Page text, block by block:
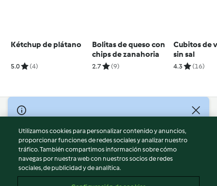
Kétchup de plátano
5.0 (4)
Bolitas de queso con
chips de zanahoria
2.7 (9)
Cubitos de
sin sal
4.3 (16)
© Copyright 2026
Términos de uso
Política de privacidad
Aviso legal
Información legal
Utilizamos cookies para personalizar contenido y anuncios,
proporcionar funciones de redes sociales y analizar nuestro
tráfico. También compartimos información sobre cómo
navegas por nuestra web con nuestros socios de redes
sociales, de publicidad y de analítica.